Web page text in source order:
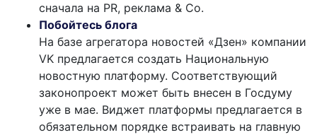
сначала на PR, реклама & Co.
Побойтесь блога
На базе агрегатора новостей «Дзен» компании
VK предлагается создать Национальную
новостную платформу. Соответствующий
законопроект может быть внесен в Госдуму
уже в мае. Виджет платформы предлагается в
обязательном порядке встраивать на главную